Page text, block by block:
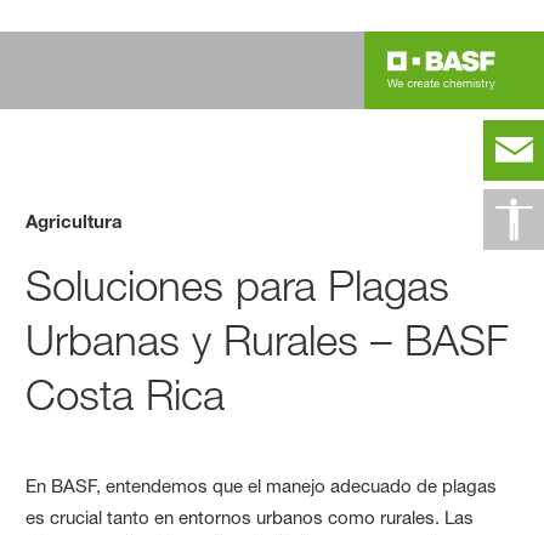
Agricultura
Soluciones para Plagas
Urbanas y Rurales – BASF
Costa Rica
En BASF, entendemos que el manejo adecuado de plagas
es crucial tanto en entornos urbanos como rurales. Las